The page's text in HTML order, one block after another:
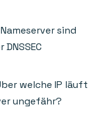
sind
welche IP läuft
ungefähr?